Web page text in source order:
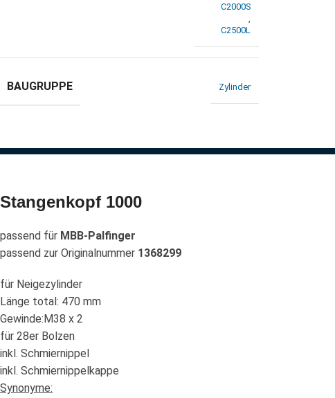
C2000S
C2500L
BAUGRUPPE Zylinder
Stangenkopf 1000
passend für MBB-Palfinger
passend zur Originalnummer 1368299
für Neigezylinder
Länge total: 470 mm
Gewinde:M38 x 2
für 28er Bolzen
inkl. Schmiernippel
inkl. Schmiernippelkappe
Synonyme: